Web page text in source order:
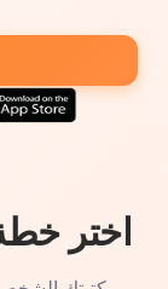
اختر